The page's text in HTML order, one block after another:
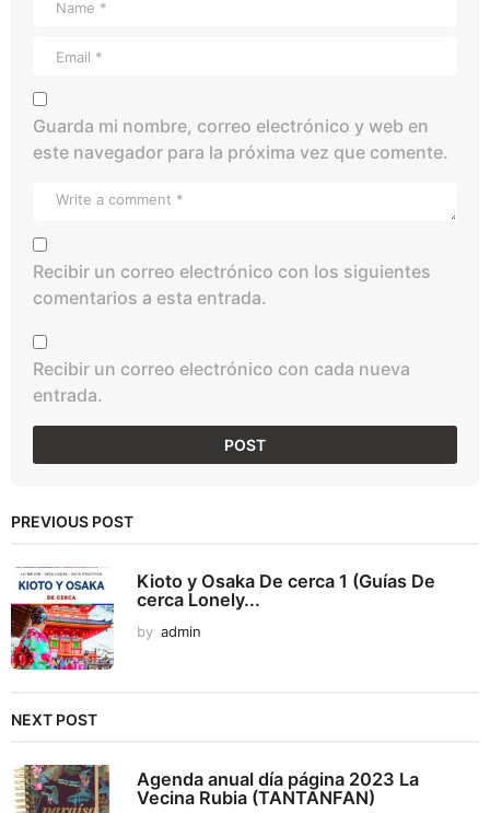
Guarda mi nombre, correo electrónico y web en
este navegador para la próxima vez que comente.
Recibir un correo electrónico con los siguientes
comentarios a esta entrada.
Recibir un correo electrónico con cada nueva
entrada.
PREVIOUS POST
Kioto y Osaka De cerca 1 (Guías De
cerca Lonely...
by admin
NEXT POST
Agenda anual día página 2023 La
Vecina Rubia (TANTANFAN)